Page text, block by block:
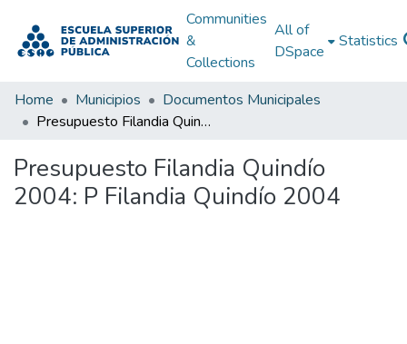
Communities
&
Collections
All of
DSpace
Statistics
Home Municipios
Documentos Municipales
Presupuesto Filandia Quindío 2004: P Filandia Quindío 2004
Presupuesto Filandia Quindío
2004: P Filandia Quindío 2004